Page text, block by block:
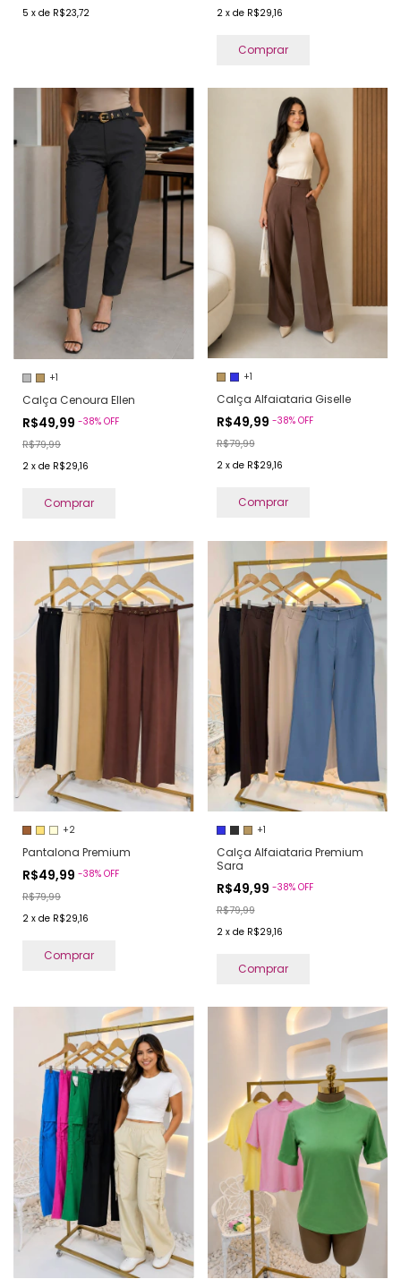
5 x de R$23,72 2 x de R$29,16
Comprar
+1
Calça Cenoura Ellen
R$49,99 -38% OFF
R$79,99
2 x de R$29,16
Comprar
+1
Calça Alfaiataria Giselle
R$49,99 -38% OFF
R$79,99
2 x de R$29,16
Comprar
+2
Pantalona Premium
R$49,99 -38% OFF
R$79,99
2 x de R$29,16
Comprar
+1
Calça Alfaiataria Premium
Sara
R$49,99 -38% OFF
R$79,99
2 x de R$29,16
Comprar